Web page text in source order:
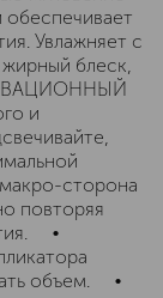
обеспечивает
Увлажняет с
блеск,
и
сторона
повторяя
•
объем. •